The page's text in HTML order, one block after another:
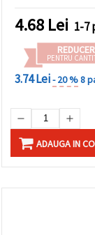
4.68 Lei 1-7
PENTRU
3.74 Lei- 20 %8
ADAUGA IN